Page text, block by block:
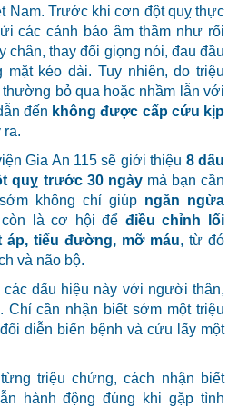
Nam. Trước khi cơn đột quỵ thực
các cảnh báo âm thầm như rối
chân, thay đổi giọng nói, đau đầu
mặt kéo dài. Tuy nhiên, do triệu
bỏ qua hoặc nhầm lẫn với
đến không được cấp cứu kịp
ra.
Gia An 115 sẽ giới thiệu 8 dấu
quỵ trước 30 ngàymà bạn cần
không chỉ giúp ngăn ngừa
là cơ hội để điều chỉnh lối
áp, tiểu đường, mỡ máu, từ đó
và não bộ.
dấu hiệu này với người thân,
Chỉ cần nhận biết sớm một triệu
diễn biến bệnh và cứu lấy một
triệu chứng, cách nhận biết
hành động đúng khi gặp tình